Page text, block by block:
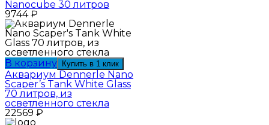
Nanocube 30 литров
9744₽
В корзину Купить в 1 клик
Аквариум Dennerle Nano
Scaper’s Tank White Glass
70 литров, из
осветленного стекла
22569 ₽